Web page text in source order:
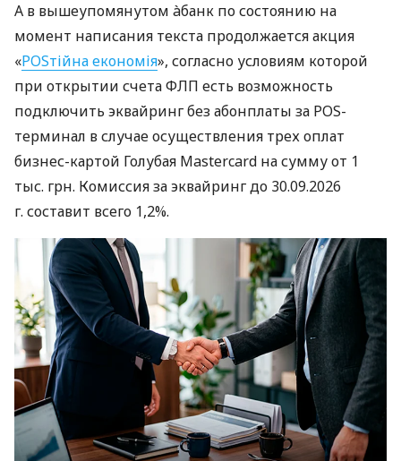
А в вышеупомянутом àбанк по состоянию на
момент написания текста продолжается акция
«POSтійна економія», согласно условиям которой
при открытии счета ФЛП есть возможность
подключить эквайринг без абонплаты за POS-
терминал в случае осуществления трех оплат
бизнес-картой Голубая Mastercard на сумму от 1
тыс. грн. Комиссия за эквайринг до 30.09.2026
г. составит всего 1,2%.